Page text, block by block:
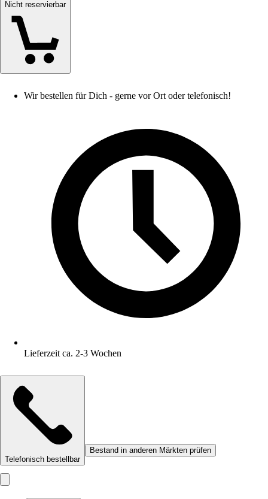
Nicht reservierbar
Wir bestellen für Dich - gerne vor Ort oder telefonisch!
Lieferzeit ca. 2-3 Wochen
Telefonisch bestellbar
Bestand in anderen Märkten prüfen